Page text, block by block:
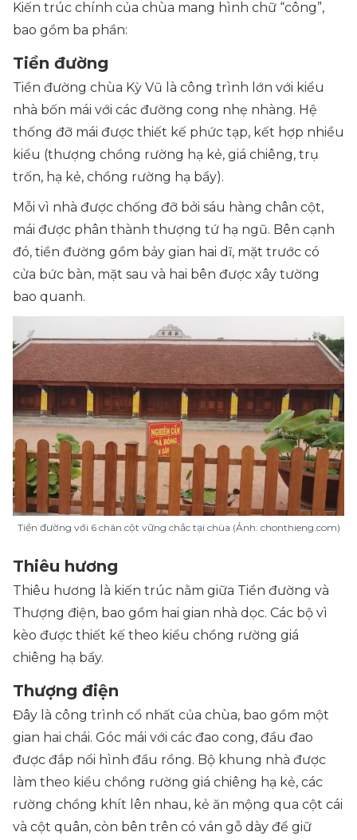
Kiến trúc chính của chùa mang hình chữ “công”,
bao gồm ba phần:
Tiền đường
Tiền đường chùa Kỳ Vũ là công trình lớn với kiểu
nhà bốn mái với các đường cong nhẹ nhàng. Hệ
thống đỡ mái được thiết kế phức tạp, kết hợp nhiều
kiểu (thượng chồng rường hạ kẻ, giá chiêng, trụ
trốn, hạ kẻ, chồng rường hạ bẩy).
Mỗi vì nhà được chống đỡ bởi sáu hàng chân cột,
mái được phân thành thượng tứ hạ ngũ. Bên cạnh
đó, tiền đường gồm bảy gian hai dĩ, mặt trước có
cửa bức bàn, mặt sau và hai bên được xây tường
bao quanh.
Tiền đường với 6 chân cột vững chắc tại chùa (Ảnh: chonthieng.com)
Thiêu hương
Thiêu hương là kiến trúc nằm giữa Tiền đường và
Thượng điện, bao gồm hai gian nhà dọc. Các bộ vì
kèo được thiết kế theo kiểu chồng rường giá
chiêng hạ bẩy.
Thượng điện
Đây là công trình cổ nhất của chùa, bao gồm một
gian hai chái. Góc mái với các đao cong, đầu đao
được đắp nổi hình đầu rồng. Bộ khung nhà được
làm theo kiểu chồng rường giá chiêng hạ kẻ, các
rường chồng khít lên nhau, kẻ ăn mộng qua cột cái
và cột quân, còn bên trên có ván gỗ dày để giữ